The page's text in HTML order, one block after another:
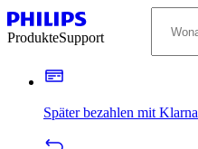
ProdukteSupport
Später bezahlen mit Klarna